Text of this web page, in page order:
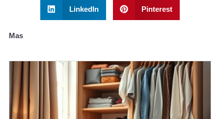
LinkedIn Pinterest
Mas